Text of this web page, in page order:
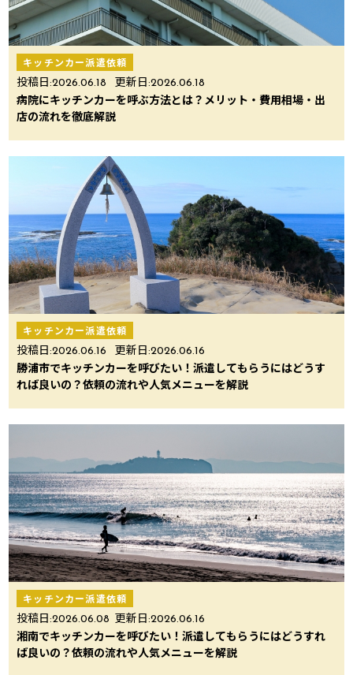
キッチンカー派遣依頼
投稿日:2026.06.18 更新日:2026.06.18
病院にキッチンカーを呼ぶ方法とは？メリット・費用相場・出
店の流れを徹底解説
キッチンカー派遣依頼
投稿日:2026.06.16 更新日:2026.06.16
勝浦市でキッチンカーを呼びたい！派遣してもらうにはどうす
れば良いの？依頼の流れや人気メニューを解説
キッチンカー派遣依頼
投稿日:2026.06.08 更新日:2026.06.16
湘南でキッチンカーを呼びたい！派遣してもらうにはどうすれ
ば良いの？依頼の流れや人気メニューを解説